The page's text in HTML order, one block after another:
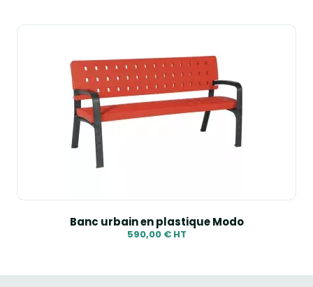
Banc urbain en plastique Modo
590,00 € HT